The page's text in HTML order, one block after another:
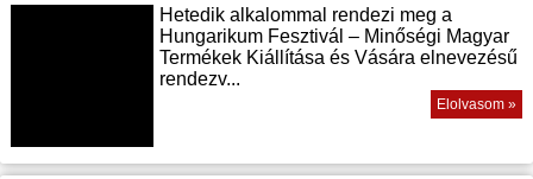
Hetedik alkalommal rendezi meg a
Hungarikum Fesztivál – Minőségi Magyar
Termékek Kiállítása és Vására elnevezésű
rendezv...
Elolvasom »